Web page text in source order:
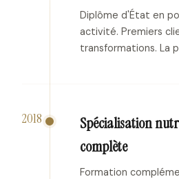
Diplôme d'État en
activité. Premiers
transformations. La
2018
Spécialisation
complète
Formation